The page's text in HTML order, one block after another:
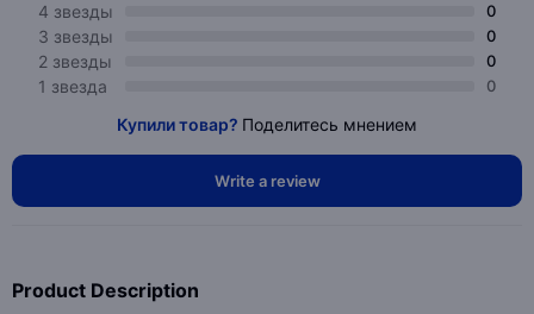
4 звезды 0
3 звезды 0
2 звезды 0
1 звезда 0
Купили товар? Поделитесь мнением
Write a review
Product Description